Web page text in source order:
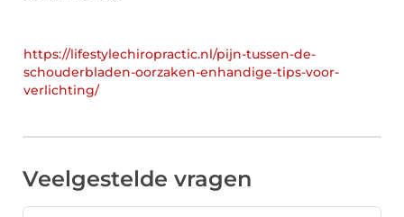
https://lifestylechiropractic.nl/pijn-tussen-de-
schouderbladen-oorzaken-enhandige-tips-voor-
verlichting/
Veelgestelde vragen